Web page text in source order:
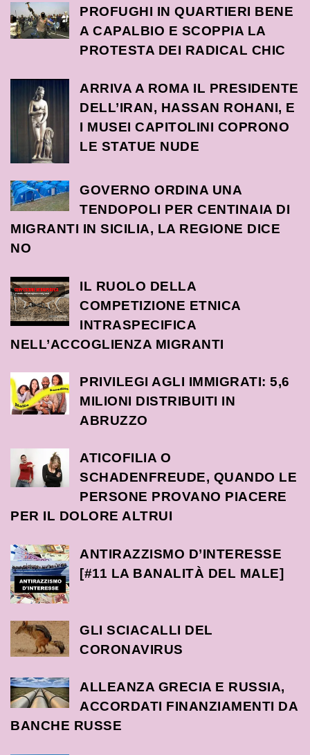
PROFUGHI IN QUARTIERI BENE
A CAPALBIO E SCOPPIA LA
PROTESTA DEI RADICAL CHIC
ARRIVA A ROMA IL PRESIDENTE
DELL’IRAN, HASSAN ROHANI, E
I MUSEI CAPITOLINI COPRONO
LE STATUE NUDE
GOVERNO ORDINA UNA
TENDOPOLI PER CENTINAIA DI
MIGRANTI IN SICILIA, LA REGIONE DICE
NO
IL RUOLO DELLA
COMPETIZIONE ETNICA
INTRASPECIFICA
NELL’ACCOGLIENZA MIGRANTI
PRIVILEGI AGLI IMMIGRATI: 5,6
MILIONI DISTRIBUITI IN
ABRUZZO
ATICOFILIA O
SCHADENFREUDE, QUANDO LE
PERSONE PROVANO PIACERE
PER IL DOLORE ALTRUI
ANTIRAZZISMO D’INTERESSE
[#11 LA BANALITÀ DEL MALE]
GLI SCIACALLI DEL
CORONAVIRUS
ALLEANZA GRECIA E RUSSIA,
ACCORDATI FINANZIAMENTI DA
BANCHE RUSSE